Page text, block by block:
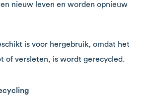
nieuw leven en worden opnieuw
is voor hergebruik, omdat het
of versleten, is wordt gerecycled.